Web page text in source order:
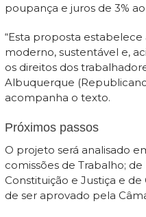
poupança e juros de 3%
“Esta proposta estabelece
moderno, sustentável e,
os direitos dos
Albuquerque
acompanha o texto.
Próximos passos
O projeto será analisado
comissões de Trabalho;
Constituição e Justiça e de
de ser aprovado pela